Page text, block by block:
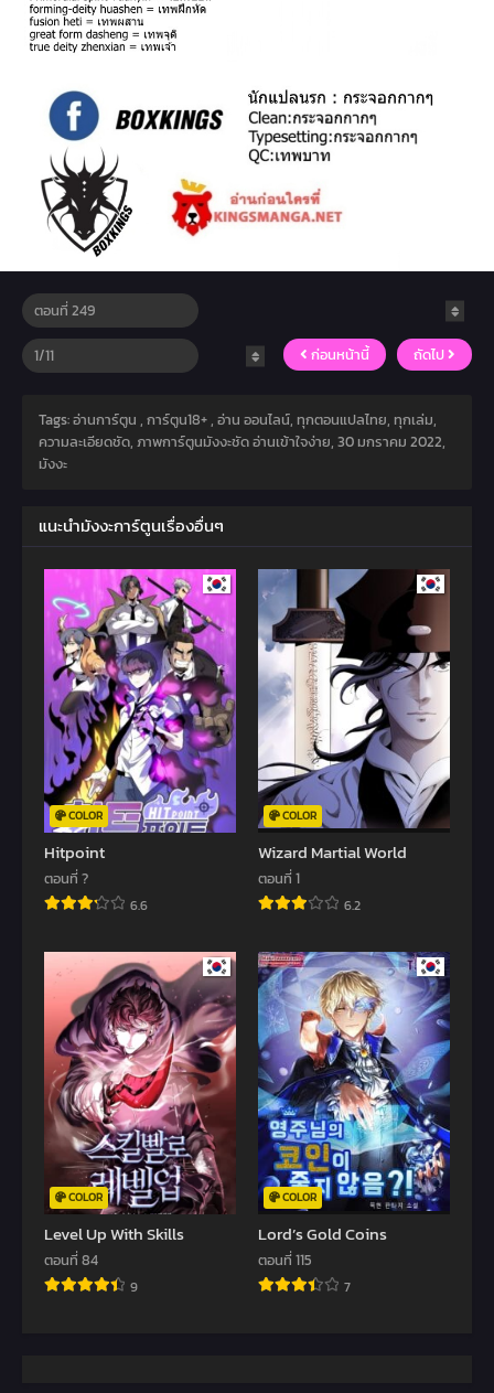
ก่อนหน้านี้ ถัดไป
Tags: อ่านการ์ตูน , การ์ตูน18+ , อ่าน ออนไลน์, ทุกตอนแปลไทย, ทุกเล่ม,
ความละเอียดชัด, ภาพการ์ตูนมังงะชัด อ่านเข้าใจง่าย, 30 มกราคม 2022,
มังงะ
แนะนำมังงะการ์ตูนเรื่องอื่นๆ
COLOR
Hitpoint
ตอนที่ ?
6.6
COLOR
Wizard Martial World
ตอนที่ 1
6.2
COLOR
Level Up With Skills
ตอนที่ 84
9
COLOR
Lord’s Gold Coins
ตอนที่ 115
7